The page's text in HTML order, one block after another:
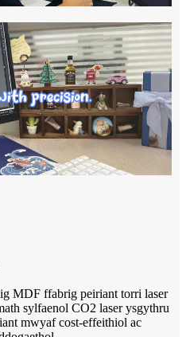
MDF ffabrig peiriant torri laser
sylfaenol CO2 laser ysgythru
mwyaf cost-effeithiol ac